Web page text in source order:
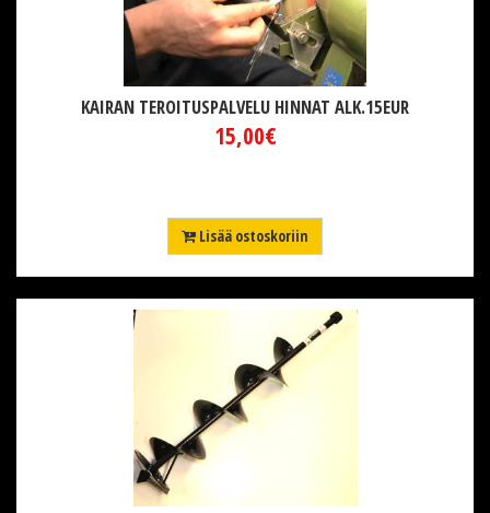
KAIRAN TEROITUSPALVELU HINNAT ALK.15EUR
15,00€
Lisää ostoskoriin